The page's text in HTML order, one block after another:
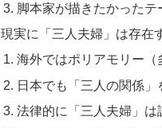
脚本家が描きたかったテ
現実に「三人夫婦」は存在
海外ではポリアモリー
日本でも「三人の関係」
法律的に「三人夫婦」は